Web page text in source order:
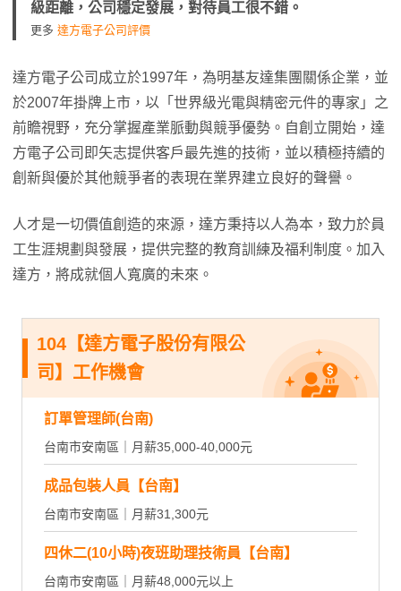
級距離，公司穩定發展，對待員工很不錯。
更多 達方電子公司評價
達方電子公司成立於1997年，為明基友達集團關係企業，並
於2007年掛牌上市，以「世界級光電與精密元件的專家」之
前瞻視野，充分掌握產業脈動與競爭優勢。自創立開始，達
方電子公司即矢志提供客戶最先進的技術，並以積極持續的
創新與優於其他競爭者的表現在業界建立良好的聲譽。
人才是一切價值創造的來源，達方秉持以人為本，致力於員
工生涯規劃與發展，提供完整的教育訓練及福利制度。加入
達方，將成就個人寬廣的未來。
104【達方電子股份有限公
司】工作機會
訂單管理師(台南)
台南市安南區｜月薪35,000-40,000元
成品包裝人員【台南】
台南市安南區｜月薪31,300元
四休二(10小時)夜班助理技術員【台南】
台南市安南區｜月薪48,000元以上